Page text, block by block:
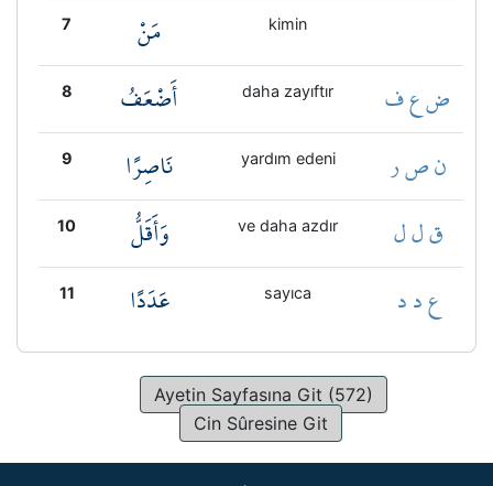
7 مَنْ kimin
8 أَضْعَفُ daha zayıftır ض ع ف
9 نَاصِرًا yardım edeni ن ص ر
10 وَأَقَلُّ ve daha azdır ق ل ل
11 عَدَدًا sayıca ع د د
Ayetin Sayfasına Git (572)
Cin Sûresine Git